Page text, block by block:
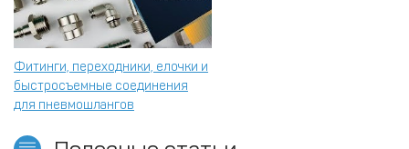
Фитинги, переходники, елочки и
быстросъемные соединения
для пневмошлангов